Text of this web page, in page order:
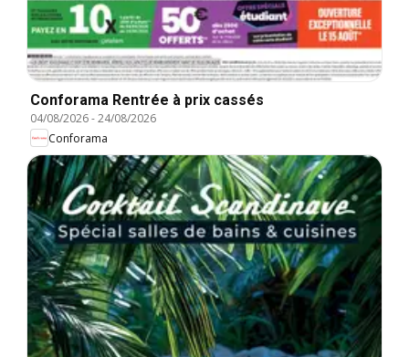
Conforama Rentrée à prix cassés
04/08/2026-24/08/2026
Conforama